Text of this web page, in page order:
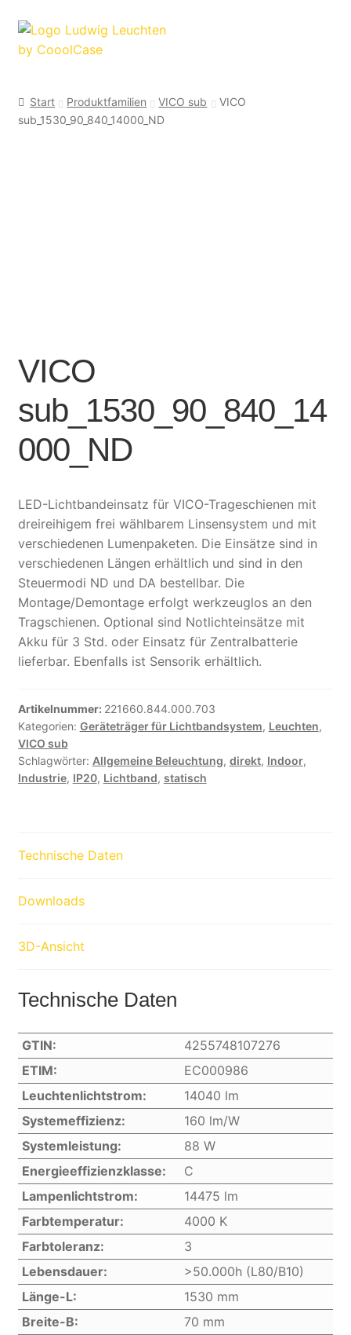
Zur
Navigation
Zum
Inhalt
Start Produktfamilien VICO sub
VICO
sub_1530_90_840_14000_ND
VICO
sub_1530_90_840_14
000_ND
LED-Lichtbandeinsatz für VICO-Trageschienen mit
dreireihigem frei wählbarem Linsensystem und mit
verschiedenen Lumenpaketen. Die Einsätze sind in
verschiedenen Längen erhältlich und sind in den
Steuermodi ND und DA bestellbar. Die
Montage/Demontage erfolgt werkzeuglos an den
Tragschienen. Optional sind Notlichteinsätze mit
Akku für 3 Std. oder Einsatz für Zentralbatterie
lieferbar. Ebenfalls ist Sensorik erhältlich.
Artikelnummer: 221660.844.000.703
Kategorien: Geräteträger für Lichtbandsystem, Leuchten,
VICO sub
Schlagwörter: Allgemeine Beleuchtung, direkt, Indoor,
Industrie, IP20, Lichtband, statisch
Technische Daten
Downloads
3D-Ansicht
Technische Daten
GTIN:
4255748107276
ETIM:
EC000986
Leuchtenlichtstrom:
14040 lm
Systemeffizienz:
160 lm/W
Systemleistung:
88 W
Energieeffizienzklasse:
C
Lampenlichtstrom:
14475 lm
Farbtemperatur:
4000 K
Farbtoleranz:
3
Lebensdauer:
>50.000h (L80/B10)
Länge-L:
1530 mm
Breite-B:
70 mm